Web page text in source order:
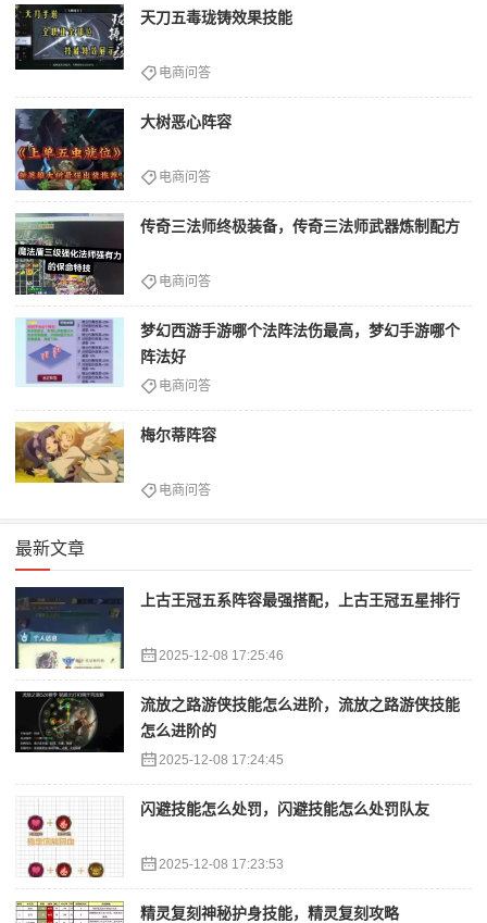
天刀五毒珑铸效果技能
电商问答
大树恶心阵容
电商问答
传奇三法师终极装备，传奇三法师武器炼制配方
电商问答
梦幻西游手游哪个法阵法伤最高，梦幻手游哪个
阵法好
电商问答
梅尔蒂阵容
电商问答
最新文章
上古王冠五系阵容最强搭配，上古王冠五星排行
2025-12-08 17:25:46
流放之路游侠技能怎么进阶，流放之路游侠技能
怎么进阶的
2025-12-08 17:24:45
闪避技能怎么处罚，闪避技能怎么处罚队友
2025-12-08 17:23:53
精灵复刻神秘护身技能，精灵复刻攻略